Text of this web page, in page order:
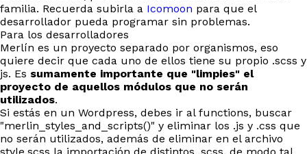
familia. Recuerda subirla a Icomoon para que el
desarrollador pueda programar sin problemas.
Para los desarrolladores
Merlín es un proyecto separado por organismos, eso
quiere decir que cada uno de ellos tiene su propio .scss y
js. Es sumamente importante que "limpies" el
proyecto de aquellos módulos que no serán
utilizados.
Si estás en un Wordpress, debes ir al functions, buscar
"merlin_styles_and_scripts()" y eliminar los .js y .css que
no serán utilizados, además de eliminar en el archivo